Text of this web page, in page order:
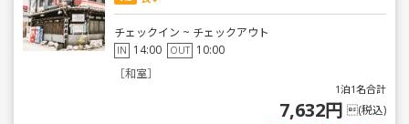
チェックイン ~ チェックアウト
IN 14:00 OUT 10:00
［和室］
1泊1名合計
7,632円 (税込)